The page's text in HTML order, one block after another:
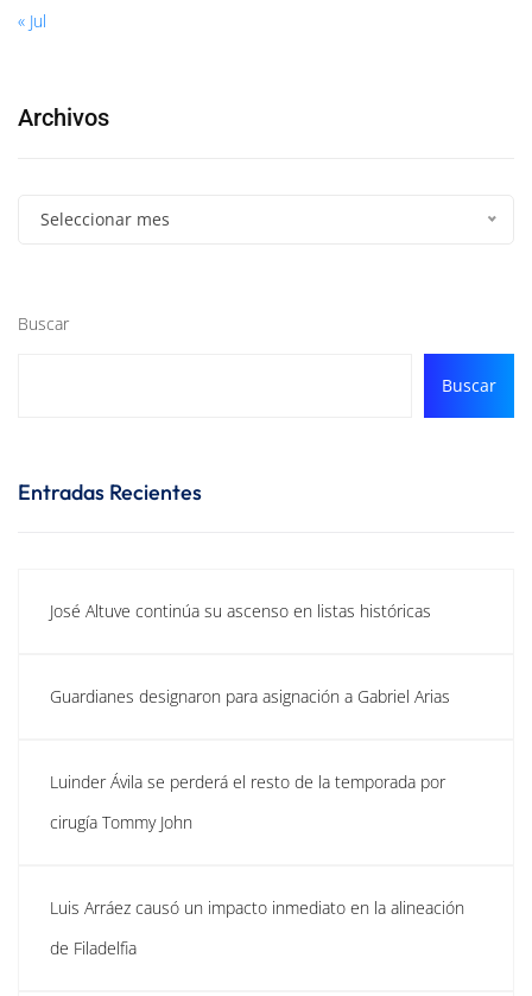
« Jul
Archivos
Seleccionar mes
Buscar
Buscar
Entradas Recientes
José Altuve continúa su ascenso en listas históricas
Guardianes designaron para asignación a Gabriel Arias
Luinder Ávila se perderá el resto de la temporada por
cirugía Tommy John
Luis Arráez causó un impacto inmediato en la alineación
de Filadelfia